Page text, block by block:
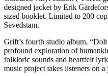
designed jacket by Erik
sized booklet. Limited to 200
Sevedstam.
Grift’s fourth studio album,
profound exploration of
folkloric sounds and heartfelt
music project takes listeners on